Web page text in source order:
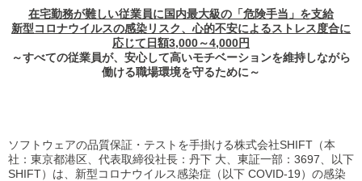
在宅勤務が難しい従業員に国内最大級の「危険手当」を支給
新型コロナウイルスの感染リスク、心的不安によるストレス度合に
応じて日額3,000～4,000円
～すべての従業員が、安心して高いモチベーションを維持しながら
働ける職場環境を守るために～
ソフトウェアの品質保証・テストを手掛ける株式会社SHIFT（本
社：東京都港区、代表取締役社長：丹下 大、東証一部：3697、以下
SHIFT）は、新型コロナウイルス感染症（以下 COVID-19）の感染